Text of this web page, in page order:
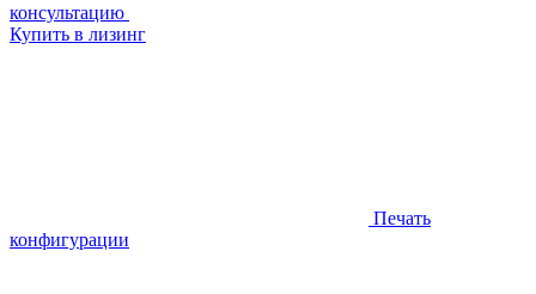
консультацию
Купить в лизинг
Печать
конфигурации